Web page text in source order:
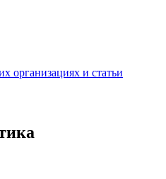
организациях и статьи